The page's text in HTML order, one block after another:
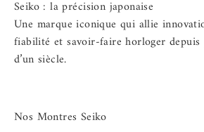
Une marque iconique qui allie
fiabilité et savoir-faire horloger depuis
d’un siècle.